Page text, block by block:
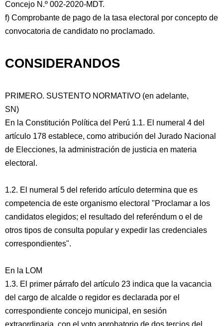
Concejo N.º 002-2020-MDT.
f) Comprobante de pago de la tasa electoral por concepto de
convocatoria de candidato no proclamado.
CONSIDERANDOS
PRIMERO. SUSTENTO NORMATIVO (en adelante,
SN)
En la Constitución Política del Perú 1.1. El numeral 4 del
artículo 178 establece, como atribución del Jurado Nacional
de Elecciones, la administración de justicia en materia
electoral.
1.2. El numeral 5 del referido artículo determina que es
competencia de este organismo electoral "Proclamar a los
candidatos elegidos; el resultado del referéndum o el de
otros tipos de consulta popular y expedir las credenciales
correspondientes".
En la LOM
1.3. El primer párrafo del artículo 23 indica que la vacancia
del cargo de alcalde o regidor es declarada por el
correspondiente concejo municipal, en sesión
extraordinaria, con el voto aprobatorio de dos tercios del